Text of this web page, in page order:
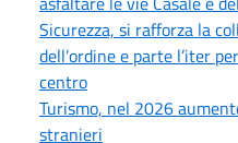
Sicurezza, si rafforza la
dell’ordine e parte l’iter
centro
Turismo, nel 2026
stranieri